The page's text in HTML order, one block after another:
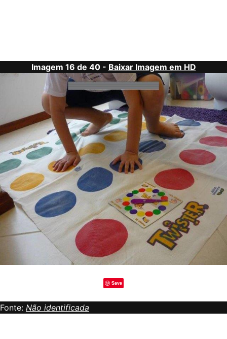
Imagem 16 de 40 - Baixar Imagem em HD
Save
Fonte: Não identificada